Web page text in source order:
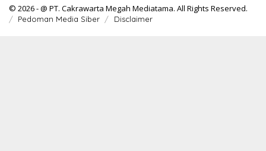
© 2026 - @ PT. Cakrawarta Megah Mediatama. All Rights Reserved.
Pedoman Media Siber Disclaimer